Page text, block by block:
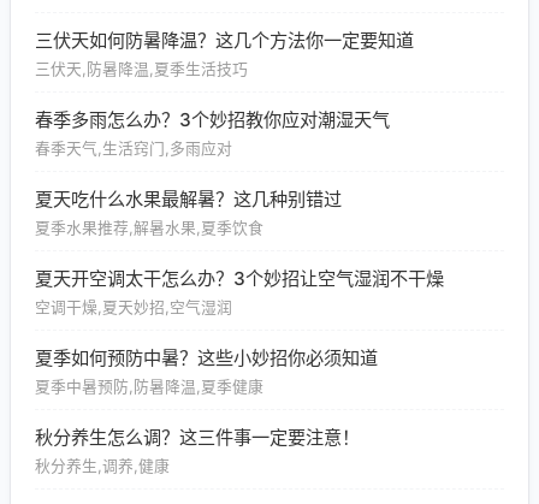
三伏天如何防暑降温？这几个方法你一定要知道
三伏天,防暑降温,夏季生活技巧
春季多雨怎么办？3个妙招教你应对潮湿天气
春季天气,生活窍门,多雨应对
夏天吃什么水果最解暑？这几种别错过
夏季水果推荐,解暑水果,夏季饮食
夏天开空调太干怎么办？3个妙招让空气湿润不干燥
空调干燥,夏天妙招,空气湿润
夏季如何预防中暑？这些小妙招你必须知道
夏季中暑预防,防暑降温,夏季健康
秋分养生怎么调？这三件事一定要注意！
秋分养生,调养,健康